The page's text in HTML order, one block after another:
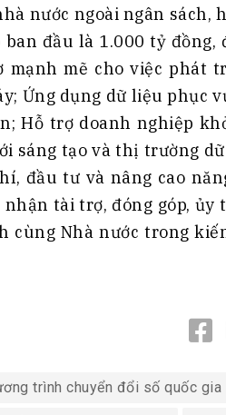
nước ngoài ngân sách,
đầu là 1.000 tỷ đồng,
mạnh mẽ cho việc phát
Ứng dụng dữ liệu phục
Hỗ trợ doanh nghiệp
sáng tạo và thị trường
đầu tư và nâng cao
tài trợ, đóng góp, ủy
cùng Nhà nước trong
trình chuyển đổi số quốc gia